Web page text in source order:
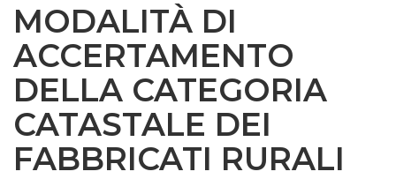
MODALITÀ DI
ACCERTAMENTO
DELLA CATEGORIA
CATASTALE DEI
FABBRICATI RURALI